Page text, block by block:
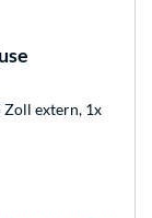
Zoll extern, 1x